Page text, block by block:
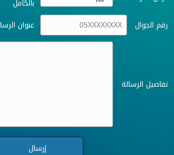
بالكامل
رقم الجوال
عنوان
تفاصيل الرسالة